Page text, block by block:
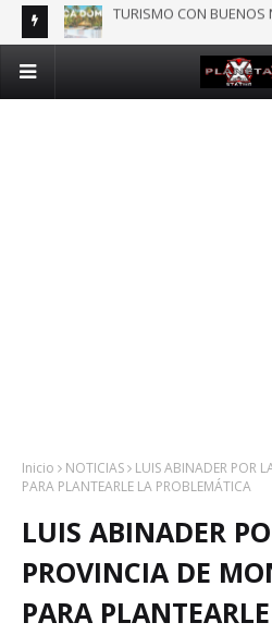
DOMINICANOS DEPENDIENTES
INTERNACIONALES
Inicio NOTICIAS
LUIS ABINADER POR
PARA PLANTEARLE LA PROBLEMÁTICA
LUIS ABINADER
PROVINCIA DE
PARA